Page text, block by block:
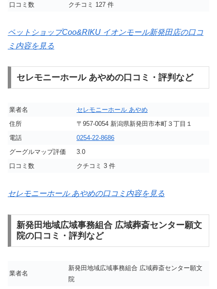
口コミ数 クチコミ 127 件
ペットショップCoo&RIKU イオンモール新発田店の口コ
ミ内容を見る
セレモニーホール あやめの口コミ・評判など
業者名
セレモニーホール あやめ
住所
〒957-0054 新潟県新発田市本町３丁目１
電話
0254-22-8686
グーグルマップ評価
3.0
口コミ数
クチコミ 3 件
セレモニーホール あやめの口コミ内容を見る
新発田地域広域事務組合 広域葬斎センター願文
院の口コミ・評判など
業者名
新発田地域広域事務組合 広域葬斎センター願文
院